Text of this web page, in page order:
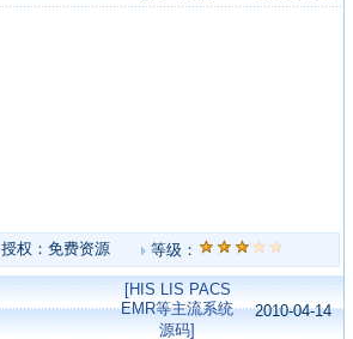
授权：免费资源 等级：
[HIS LIS PACS
EMR等主流系统
源码]
2010-04-14